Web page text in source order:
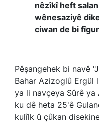
nêzîkî heft
wênesaziyê
ciwan de bi
Pêşangehek bi navê
Bahar Azizoglû Ergül
ya li navçeya Sûrê ya
ku dê heta 25'ê
kulîlk û çûkan